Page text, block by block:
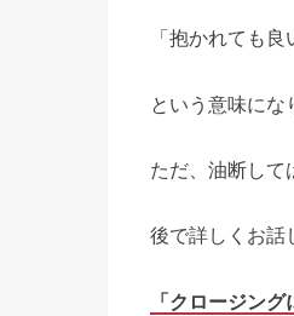
「抱かれても良
という意味にな
ただ、油断して
後で詳しくお話
「クロージン